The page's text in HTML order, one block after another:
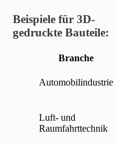
Beispiele für 3D-
gedruckte Bauteile:
Branche
Automobilindustrie
Luft- und
Raumfahrttechnik